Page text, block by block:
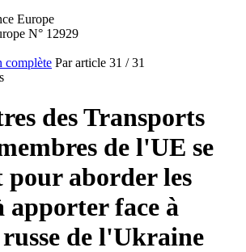
N° 12929
complète Par article 31 / 31
des Transports
de l'UE se
pour aborder les
apporter face à
de l'Ukraine